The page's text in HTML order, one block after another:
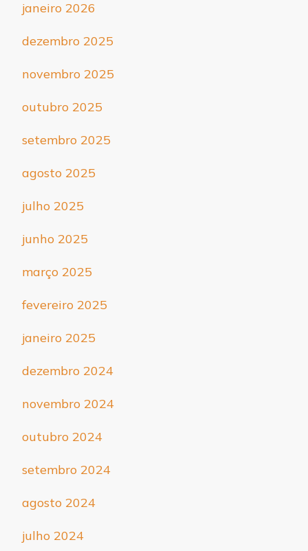
janeiro 2026
dezembro 2025
novembro 2025
outubro 2025
setembro 2025
agosto 2025
julho 2025
junho 2025
março 2025
fevereiro 2025
janeiro 2025
dezembro 2024
novembro 2024
outubro 2024
setembro 2024
agosto 2024
julho 2024